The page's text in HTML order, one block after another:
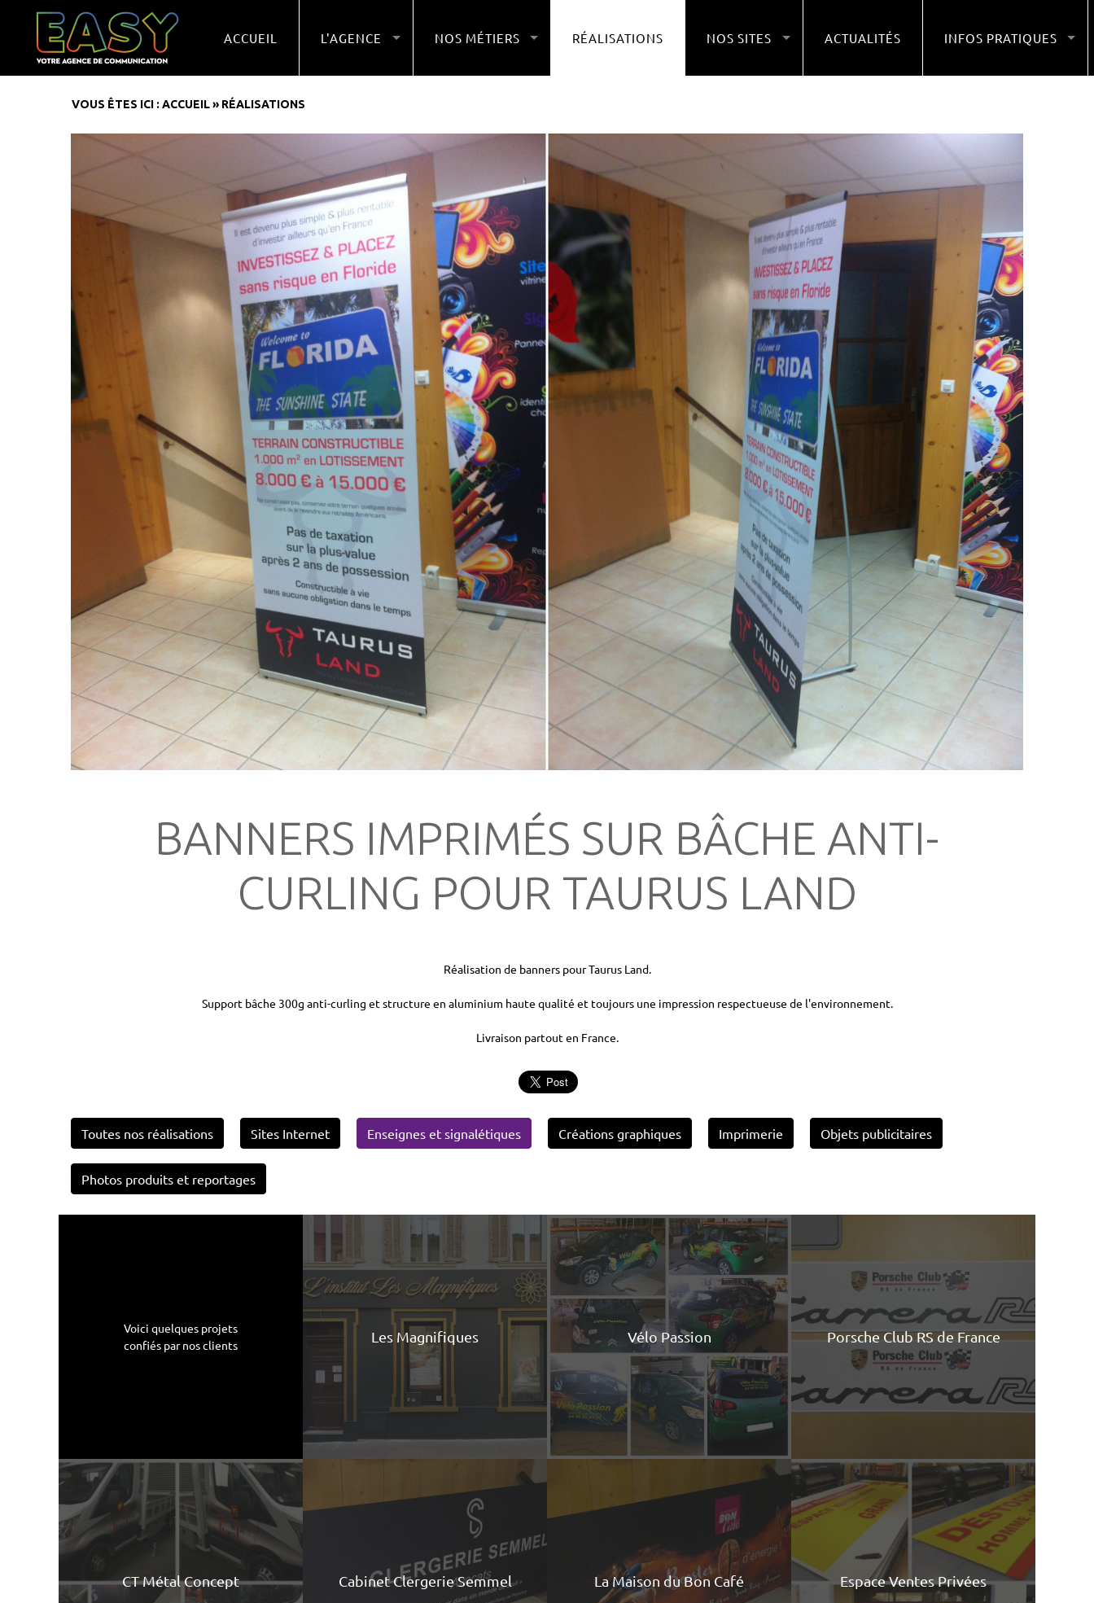
ACCUEIL L'AGENCE NOS MÉTIERS RÉALISATIONS NOS SITES ACTUALITÉS INFOS PRATIQUES
VOUS ÊTES ICI : ACCUEIL» RÉALISATIONS
BANNERS IMPRIMÉS SUR BÂCHE ANTI-
CURLING POUR TAURUS LAND
Réalisation de banners pour Taurus Land.
Support bâche 300g anti-curling et structure en aluminium haute qualité et toujours une impression respectueuse de l'environnement.
Livraison partout en France.
Toutes nos réalisations Sites Internet Enseignes et signalétiques Créations graphiques Imprimerie Objets publicitaires
Photos produits et reportages
Voici quelques projets
confiés par nos clients
Les Magnifiques Vélo Passion Porsche Club RS de France
CT Métal Concept Cabinet Clergerie Semmel La Maison du Bon Café Espace Ventes Privées